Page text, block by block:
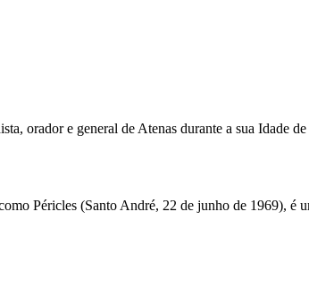
orador e general de Atenas durante a sua Idade
Péricles (Santo André, 22 de junho de 1969), é